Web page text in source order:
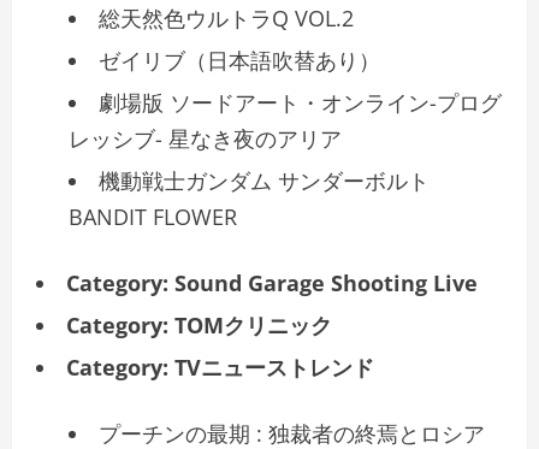
総天然色ウルトラQ VOL.2
ゼイリブ（日本語吹替あり）
劇場版 ソードアート・オンライン-プログ
レッシブ- 星なき夜のアリア
機動戦士ガンダム サンダーボルト
BANDIT FLOWER
Category: Sound Garage Shooting Live
Category: TOMクリニック
Category: TVニューストレンド
プーチンの最期 : 独裁者の終焉とロシア